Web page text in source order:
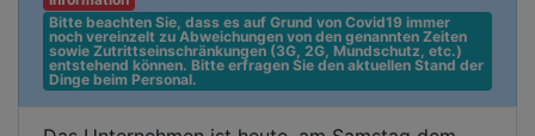
Bitte beachten Sie, dass es auf Grund von Covid19 immer
noch vereinzelt zu Abweichungen von den genannten Zeiten
sowie Zutrittseinschränkungen (3G, 2G, Mundschutz, etc.)
entstehend können. Bitte erfragen Sie den aktuellen Stand der
Dinge beim Personal.